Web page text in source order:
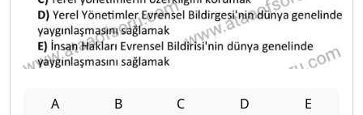
A B C D E